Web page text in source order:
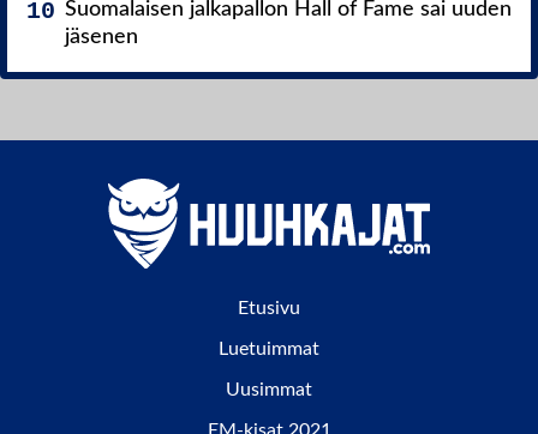
Suomalaisen jalkapallon Hall of Fame sai uuden
jäsenen
Etusivu
Luetuimmat
Uusimmat
EM-kisat 2021